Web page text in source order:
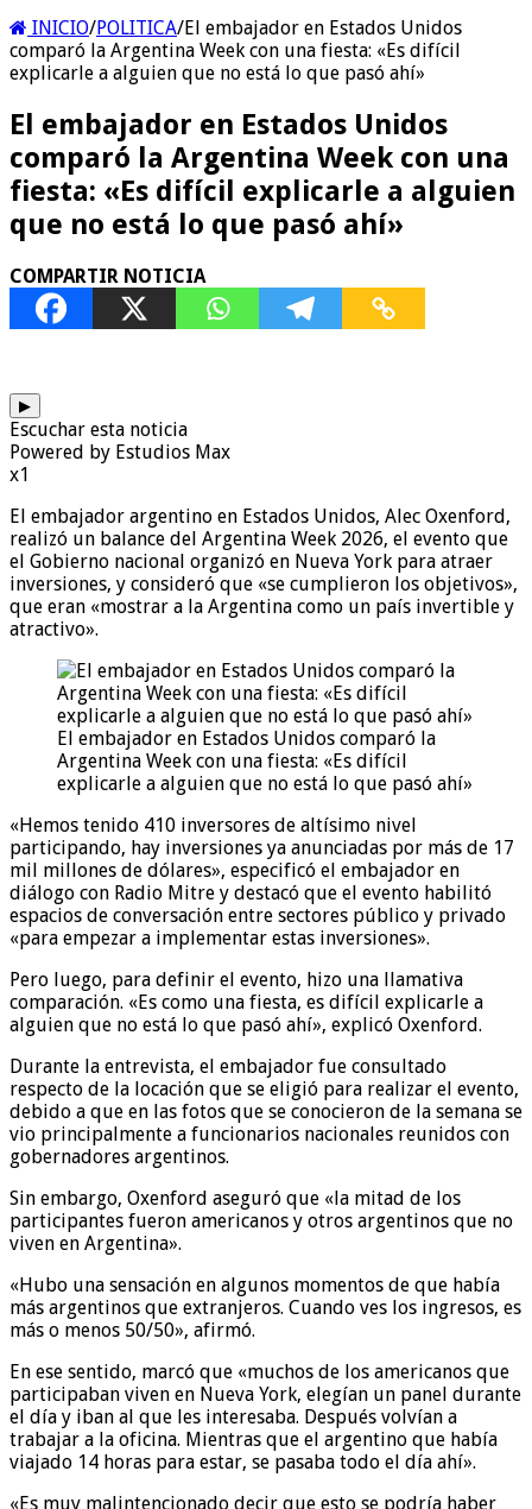
INICIO/POLITICA/El embajador en Estados Unidos
comparó la Argentina Week con una fiesta: «Es difícil
explicarle a alguien que no está lo que pasó ahí»
El embajador en Estados Unidos
comparó la Argentina Week con una
fiesta: «Es difícil explicarle a alguien
que no está lo que pasó ahí»
COMPARTIR NOTICIA
▶
Escuchar esta noticia
Powered by Estudios Max
x1
El embajador argentino en Estados Unidos, Alec Oxenford,
realizó un balance del Argentina Week 2026, el evento que
el Gobierno nacional organizó en Nueva York para atraer
inversiones, y consideró que «se cumplieron los objetivos»,
que eran «mostrar a la Argentina como un país invertible y
atractivo».
El embajador en Estados Unidos comparó la
Argentina Week con una fiesta: «Es difícil
explicarle a alguien que no está lo que pasó ahí»
«Hemos tenido 410 inversores de altísimo nivel
participando, hay inversiones ya anunciadas por más de 17
mil millones de dólares», especificó el embajador en
diálogo con Radio Mitre y destacó que el evento habilitó
espacios de conversación entre sectores público y privado
«para empezar a implementar estas inversiones».
Pero luego, para definir el evento, hizo una llamativa
comparación. «Es como una fiesta, es difícil explicarle a
alguien que no está lo que pasó ahí», explicó Oxenford.
Durante la entrevista, el embajador fue consultado
respecto de la locación que se eligió para realizar el evento,
debido a que en las fotos que se conocieron de la semana se
vio principalmente a funcionarios nacionales reunidos con
gobernadores argentinos.
Sin embargo, Oxenford aseguró que «la mitad de los
participantes fueron americanos y otros argentinos que no
viven en Argentina».
«Hubo una sensación en algunos momentos de que había
más argentinos que extranjeros. Cuando ves los ingresos, es
más o menos 50/50», afirmó.
En ese sentido, marcó que «muchos de los americanos que
participaban viven en Nueva York, elegían un panel durante
el día y iban al que les interesaba. Después volvían a
trabajar a la oficina. Mientras que el argentino que había
viajado 14 horas para estar, se pasaba todo el día ahí».
«Es muy malintencionado decir que esto se podría haber